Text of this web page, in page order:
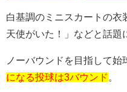
白基調のミニスカートの衣
天使がいた！」などと話題
ノーバウンドを目指して始
になる投球は3バウンド